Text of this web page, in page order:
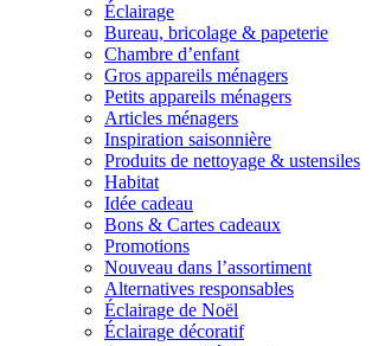
Éclairage
Bureau, bricolage & papeterie
Chambre d’enfant
Gros appareils ménagers
Petits appareils ménagers
Articles ménagers
Inspiration saisonnière
Produits de nettoyage & ustensiles
Habitat
Idée cadeau
Bons & Cartes cadeaux
Promotions
Nouveau dans l’assortiment
Alternatives responsables
Éclairage de Noël
Éclairage décoratif